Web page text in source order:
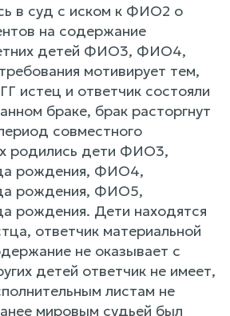
в суд с иском к ФИО2 о
на содержание
детей ФИО3, ФИО4,
мотивирует тем,
истец и ответчик состояли
браке, брак расторгнут
совместного
родились дети ФИО3,
рождения, ФИО4,
рождения, ФИО5,
рождения. Дети находятся
ответчик материальной
не оказывает с
детей ответчик не имеет,
листам не
мировым судьей был